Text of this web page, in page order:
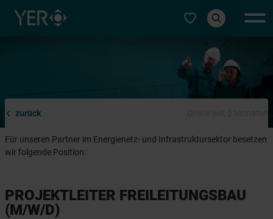
Typ auswählen
zurück
Für unseren Partner im Energienetz- und Infrastruktursektor besetzen
wir folgende Position:
PROJEKTLEITER FREILEITUNGSBAU
(M/W/D)